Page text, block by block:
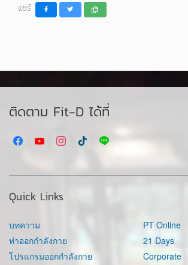
แชร์
ติดตาม Fit-D ได้ที่
Quick Links
บทความ
ท่าออกกำลังกาย
โปรแกรมออกกำลังกาย
PT Online
21 Days
Corporate